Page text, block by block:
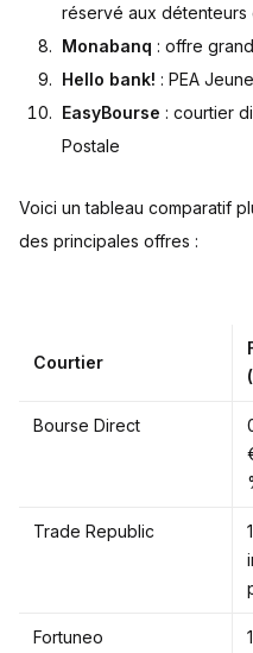
réservé aux détenteurs
Monabanq : offre
Hello bank! : PEA
EasyBourse : courtier
Postale
Voici un tableau comparatif
des principales offres :
Courtier
Bourse Direct
Trade Republic
Fortuneo